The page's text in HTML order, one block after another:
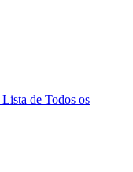
Lista de Todos os